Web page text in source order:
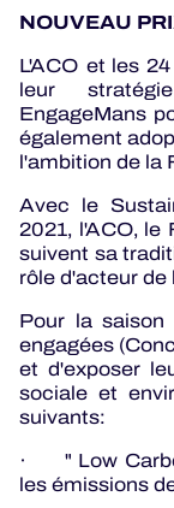
NOUVEAU
L'ACO et les
leur
EngageMans
également
l'ambition de la
Avec le
2021, l'ACO, le
suivent sa
rôle d'acteur
Pour la
engagées
et d'exposer
sociale et
suivants:
· " Low
les émissions